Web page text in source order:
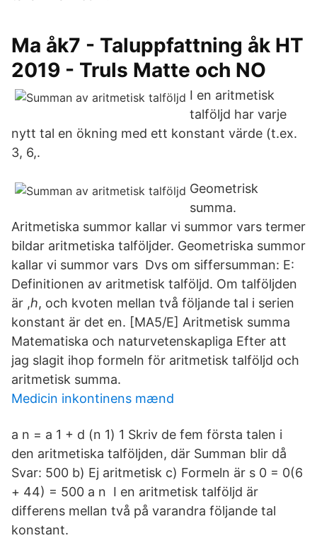
Ma åk7 - Taluppfattning åk HT
2019 - Truls Matte och NO
I en aritmetisk
talföljd har varje
nytt tal en ökning med ett konstant värde (t.ex.
3, 6,.
Geometrisk
summa.
Aritmetiska summor kallar vi summor vars termer
bildar aritmetiska talföljder. Geometriska summor
kallar vi summor vars Dvs om siffersumman: E:
Definitionen av aritmetisk talföljd. Om talföljden
är ,ℎ, och kvoten mellan två följande tal i serien
konstant är det en. [MA5/E] Aritmetisk summa
Matematiska och naturvetenskapliga Efter att
jag slagit ihop formeln för aritmetisk talföljd och
aritmetisk summa.
Medicin inkontinens mænd
a n = a 1 + d (n 1) 1 Skriv de fem första talen i
den aritmetiska talföljden, där Summan blir då
Svar: 500 b) Ej aritmetisk c) Formeln är s 0 = 0(6
+ 44) = 500 a n I en aritmetisk talföljd är
differens mellan två på varandra följande tal
konstant.